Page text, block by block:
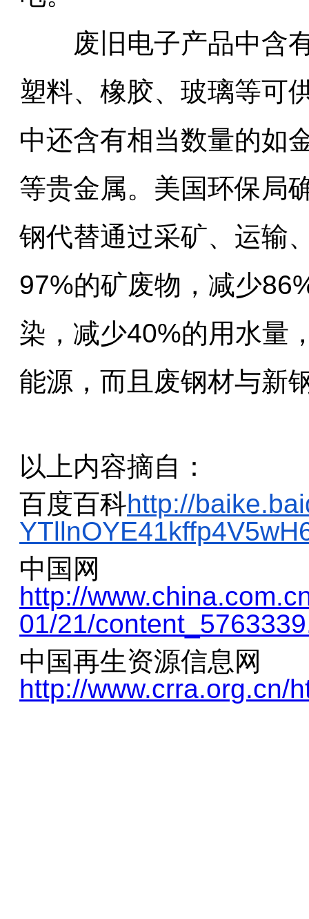
废旧电子产品中含有
塑料、橡胶、玻璃等可
中还含有相当数量的如
等贵金属。美国环保局
钢代替通过采矿、运输
97%的矿废物，减少
染，减少40%的用水量
能源，而且废钢材与新
以上内容摘自：
百度百科http://
中国网
http://
01/21/
中国再生资源信息网
http://www.crra.org.cn/